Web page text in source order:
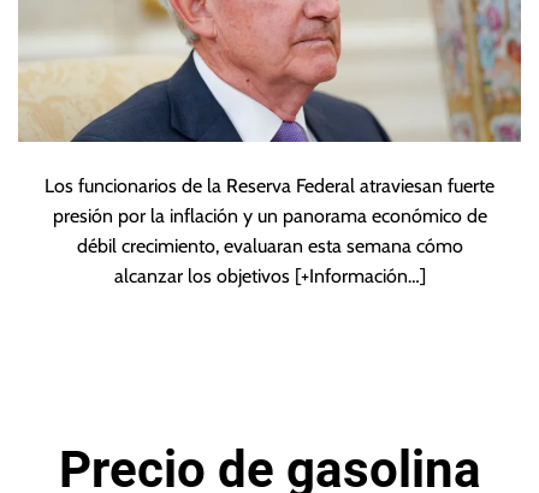
Los funcionarios de la Reserva Federal atraviesan fuerte
presión por la inflación y un panorama económico de
débil crecimiento, evaluaran esta semana cómo
alcanzar los objetivos [+Información…]
Precio de gasolina